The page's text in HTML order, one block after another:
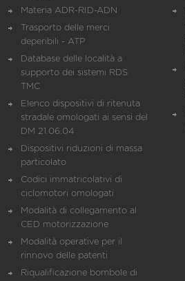
Materia ADR-RID-ADN
Trasporto delle merci
deperibili - ATP
Database delle località a
supporto dei sistemi RDS
TMC
Elenco dispositivi di ritenuta
stradale omologati ai sensi del
DM 21.06.04
Dispositivi riduzioni di massa
particolato
Codici immatricolativi di
ciclomotori omologati
Modalità di collegamento al
CED motorizzazione
Modalità operative per il
rinnovo delle patenti
Riqualificazione bombole di